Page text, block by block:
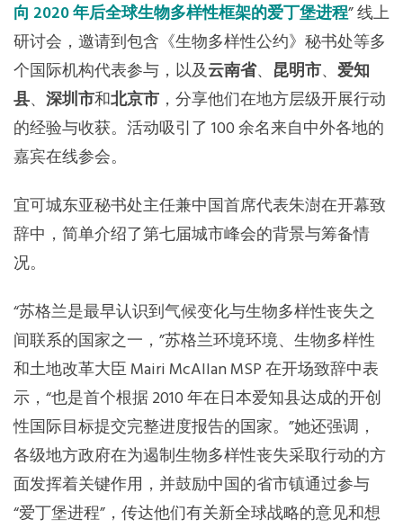
向 2020 年后全球生物多样性框架的爱丁堡进程” 线上
研讨会，邀请到包含《生物多样性公约》秘书处等多
个国际机构代表参与，以及云南省、 昆明市、 爱知
县、 深圳市和北京市 ，分享他们在地方层级开展行动
的经验与收获。活动吸引了 100 余名来自中外各地的
嘉宾在线参会。
宜可城东亚秘书处主任兼中国首席代表朱澍在开幕致
辞中，简单介绍了第七届城市峰会的背景与筹备情
况。
“苏格兰是最早认识到气候变化与生物多样性丧失之
间联系的国家之一，”苏格兰环境环境、生物多样性
和土地改革大臣 Mairi McAllan MSP 在开场致辞中表
示，“也是首个根据 2010 年在日本爱知县达成的开创
性国际目标提交完整进度报告的国家。”她还强调，
各级地方政府在为遏制生物多样性丧失采取行动的方
面发挥着关键作用，并鼓励中国的省市镇通过参与
“爱丁堡进程”，传达他们有关新全球战略的意见和想